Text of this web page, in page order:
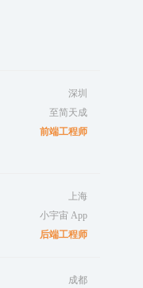
深圳
至简天成
前端工程师
上海
小宇宙 App
后端工程师
成都